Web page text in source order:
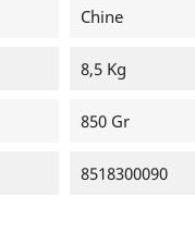
Chine
8,5 Kg
850 Gr
8518300090